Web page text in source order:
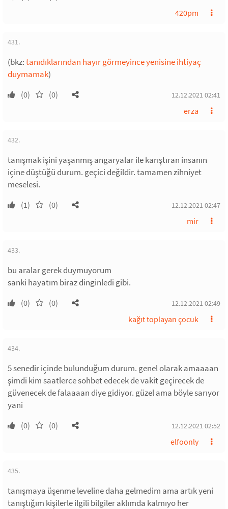
420pm
431.
(bkz:tanıdıklarından hayır görmeyince yenisine ihtiyaç
duymamak)
(0) (0) 12.12.2021 02:41
erza
432.
tanışmak işini yaşanmış angaryalar ile karıştıran insanın
içine düştüğü durum. geçici değildir. tamamen zihniyet
meselesi.
(1) (0) 12.12.2021 02:47
mir
433.
bu aralar gerek duymuyorum
sanki hayatım biraz dinginledi gibi.
(0) (0) 12.12.2021 02:49
kağıt toplayan çocuk
434.
5 senedir içinde bulunduğum durum. genel olarak amaaaan
şimdi kim saatlerce sohbet edecek de vakit geçirecek de
güvenecek de falaaaan diye gidiyor. güzel ama böyle sarıyor
yani
(0) (0) 12.12.2021 02:52
elfoonly
435.
tanışmaya üşenme leveline daha gelmedim ama artık yeni
tanıştığım kişilerle ilgili bilgiler aklımda kalmıyo her